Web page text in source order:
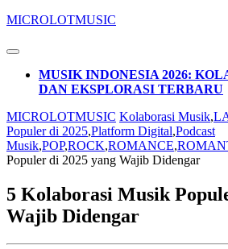
Skip
content
content
MICROLOTMUSIC
Open
ButtonMUSIK INDONESIA 2026:
DAN EKSPLORASI TERBARU
CLOSE
BUTTON
MICROLOTMUSIC Kolaborasi Musik,
Populer di 2025,Platform Digital,Podcast
Musik,POP,ROCK,ROMANCE,
Populer di 2025 yang Wajib Didengar
5 Kolaborasi Musik
Wajib Didengar